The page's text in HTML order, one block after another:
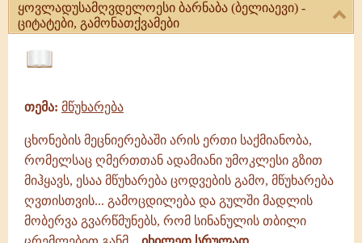
ყოვლადუსამღვდელოესი ბარნაბა (ბელიაევი) -
ციტატები, გამონათქვამები
ყოვლადუსამღვდელოესი
ბარნაბა
ციტატები,
გამონათქვამები
ყოვლადუსამღვდელოესი
ბარნაბა
(ბელიაევი)
გამონათქვამები
თემა: მწუხარება
ცხონების მეცნიერებაში არის ერთი საქმიანობა,
რომელსაც ღმერთთან ადამიანი უმოკლესი გზით
მიჰყავს, ესაა მწუხარება ცოდვების გამო, მწუხარება
ღვთისთვის... გამოცდილება და გულში მადლის
მობერვა გვარწმუნებს, რომ სინანულის თბილი